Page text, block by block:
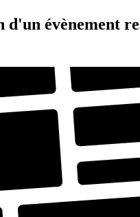
évènement